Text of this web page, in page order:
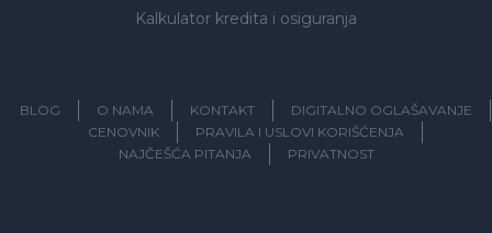
Kalkulator kredita i osiguranja
BLOG O NAMA KONTAKT
DIGITALNO OGLAŠAVANJE
CENOVNIK
PRAVILA I USLOVI KORIŠĆENJA
NAJČEŠĆA PITANJA
PRIVATNOST